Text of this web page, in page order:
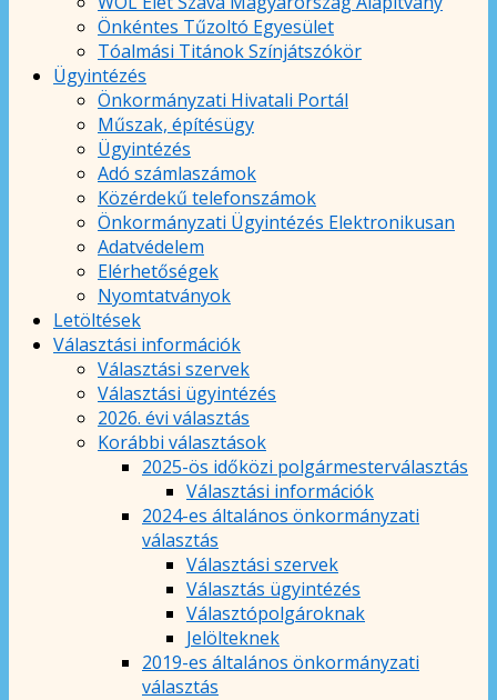
Önkéntes Tűzoltó Egyesület
Tóalmási Titánok Színjátszókör
Ügyintézés
Önkormányzati Hivatali Portál
Műszak, építésügy
Ügyintézés
Adó számlaszámok
Közérdekű telefonszámok
Önkormányzati Ügyintézés Elektronikusan
Adatvédelem
Elérhetőségek
Nyomtatványok
Letöltések
Választási információk
Választási szervek
Választási ügyintézés
2026. évi választás
Korábbi választások
2025-ös időközi polgármesterválasztás
Választási információk
2024-es általános önkormányzati
választás
Választási szervek
Választás ügyintézés
Választópolgároknak
Jelölteknek
2019-es általános önkormányzati
választás